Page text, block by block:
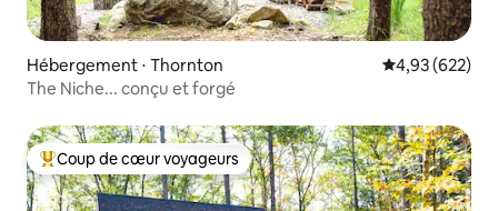
Hébergement ⋅ Thornton Évaluation
4,93 (622)
The Niche... conçu et forgé
Coups de cœur voyageurs les plus appréciés
Coup de cœur voyageurs